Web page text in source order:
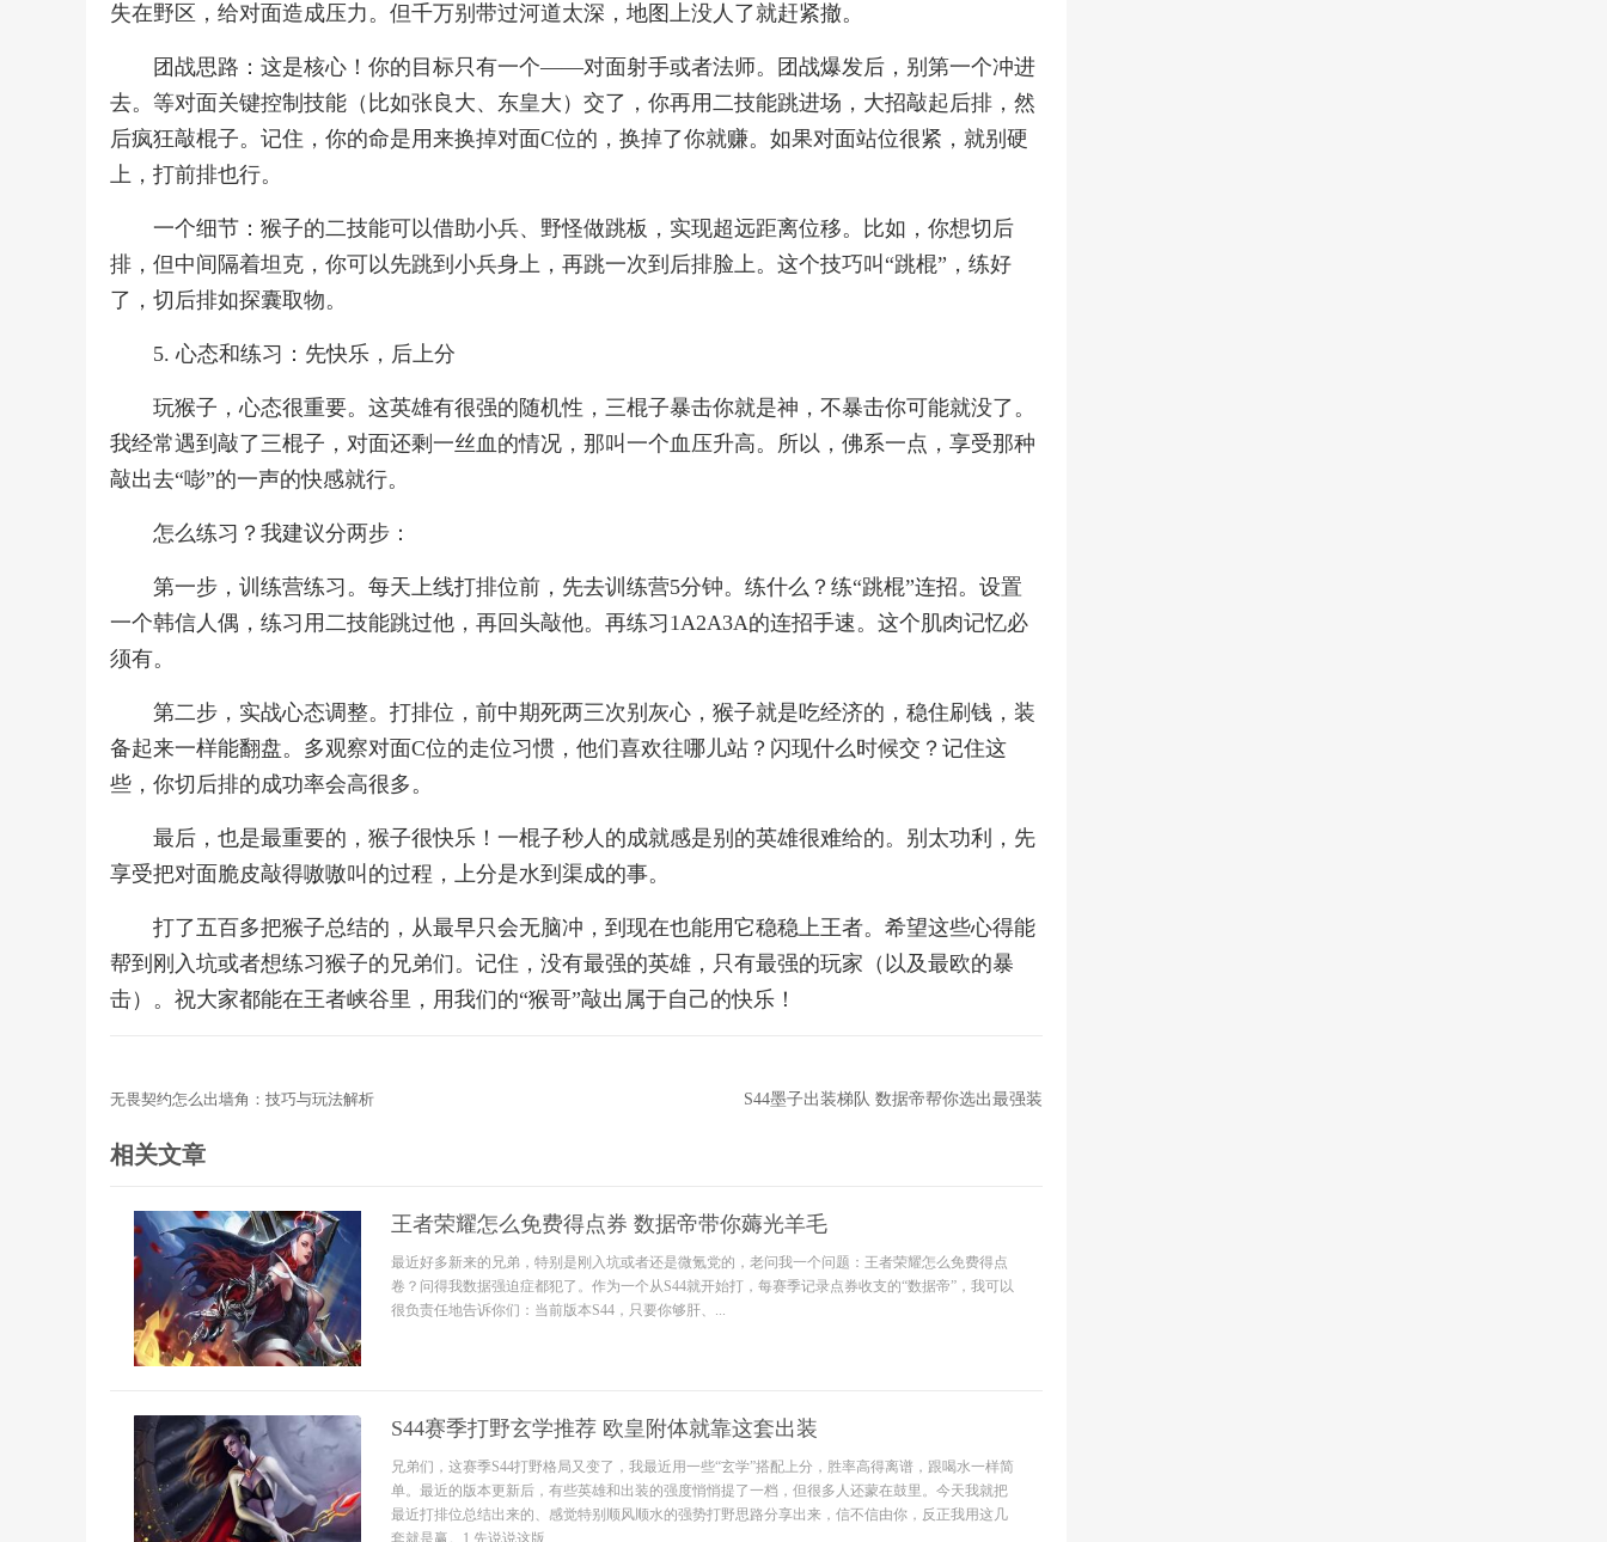
失在野区，给对面造成压力。但千万别带过河道太深，地图上没人了就赶紧撤。
团战思路：这是核心！你的目标只有一个——对面射手或者法师。团战爆发后，别第一个冲进
去。等对面关键控制技能（比如张良大、东皇大）交了，你再用二技能跳进场，大招敲起后排，然
后疯狂敲棍子。记住，你的命是用来换掉对面C位的，换掉了你就赚。如果对面站位很紧，就别硬
上，打前排也行。
一个细节：猴子的二技能可以借助小兵、野怪做跳板，实现超远距离位移。比如，你想切后
排，但中间隔着坦克，你可以先跳到小兵身上，再跳一次到后排脸上。这个技巧叫“跳棍”，练好
了，切后排如探囊取物。
5. 心态和练习：先快乐，后上分
玩猴子，心态很重要。这英雄有很强的随机性，三棍子暴击你就是神，不暴击你可能就没了。
我经常遇到敲了三棍子，对面还剩一丝血的情况，那叫一个血压升高。所以，佛系一点，享受那种
敲出去“嘭”的一声的快感就行。
怎么练习？我建议分两步：
第一步，训练营练习。每天上线打排位前，先去训练营5分钟。练什么？练“跳棍”连招。设置
一个韩信人偶，练习用二技能跳过他，再回头敲他。再练习1A2A3A的连招手速。这个肌肉记忆必
须有。
第二步，实战心态调整。打排位，前中期死两三次别灰心，猴子就是吃经济的，稳住刷钱，装
备起来一样能翻盘。多观察对面C位的走位习惯，他们喜欢往哪儿站？闪现什么时候交？记住这
些，你切后排的成功率会高很多。
最后，也是最重要的，猴子很快乐！一棍子秒人的成就感是别的英雄很难给的。别太功利，先
享受把对面脆皮敲得嗷嗷叫的过程，上分是水到渠成的事。
打了五百多把猴子总结的，从最早只会无脑冲，到现在也能用它稳稳上王者。希望这些心得能
帮到刚入坑或者想练习猴子的兄弟们。记住，没有最强的英雄，只有最强的玩家（以及最欧的暴
击）。祝大家都能在王者峡谷里，用我们的“猴哥”敲出属于自己的快乐！
无畏契约怎么出墙角：技巧与玩法解析 S44墨子出装梯队 数据帝帮你选出最强装
相关文章
王者荣耀怎么免费得点券 数据帝带你薅光羊毛
最近好多新来的兄弟，特别是刚入坑或者还是微氪党的，老问我一个问题：王者荣耀怎么免费得点
卷？问得我数据强迫症都犯了。作为一个从S44就开始打，每赛季记录点券收支的“数据帝”，我可以
很负责任地告诉你们：当前版本S44，只要你够肝、...
S44赛季打野玄学推荐 欧皇附体就靠这套出装
兄弟们，这赛季S44打野格局又变了，我最近用一些“玄学”搭配上分，胜率高得离谱，跟喝水一样简
单。最近的版本更新后，有些英雄和出装的强度悄悄提了一档，但很多人还蒙在鼓里。今天我就把
最近打排位总结出来的、感觉特别顺风顺水的强势打野思路分享出来，信不信由你，反正我用这几
套就是赢。1.先说说这版...